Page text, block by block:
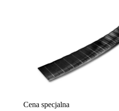
Cena specjalna